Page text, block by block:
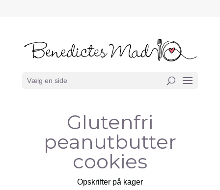
Vælg en side
Glutenfri
peanutbutter
cookies
Opskrifter på kager